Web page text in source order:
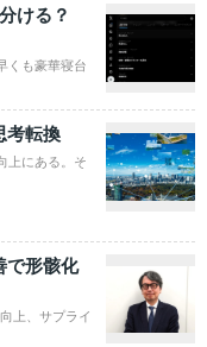
ける？
くも豪華寝台
考転換
上にある。そ
で形骸化
上、サプライ